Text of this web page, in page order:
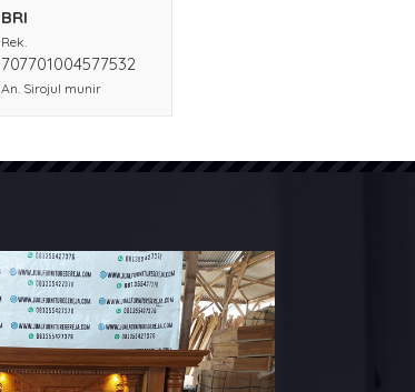
BRI
Rek.
707701004577532
An. Sirojul munir